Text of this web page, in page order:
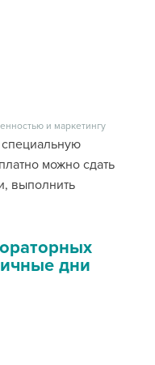
и маркетингу
можно сдать
выполнить
дни